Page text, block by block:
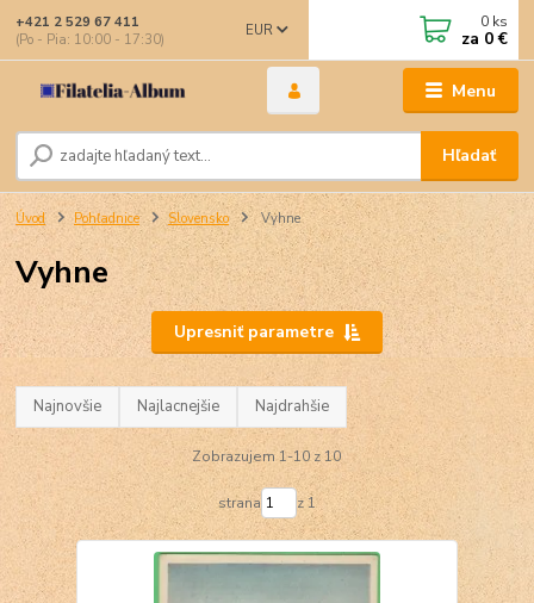
Menu
EUR
Hľadať
+421 2 529 67 411
(Po - Pia: 10:00 - 17:30)
0 ks
za 0 €
Úvod Pohľadnice Slovensko Vyhne
Vyhne
Upresniť parametre
Najnovšie Najlacnejšie Najdrahšie
Zobrazujem 1-10 z 10
strana z 1